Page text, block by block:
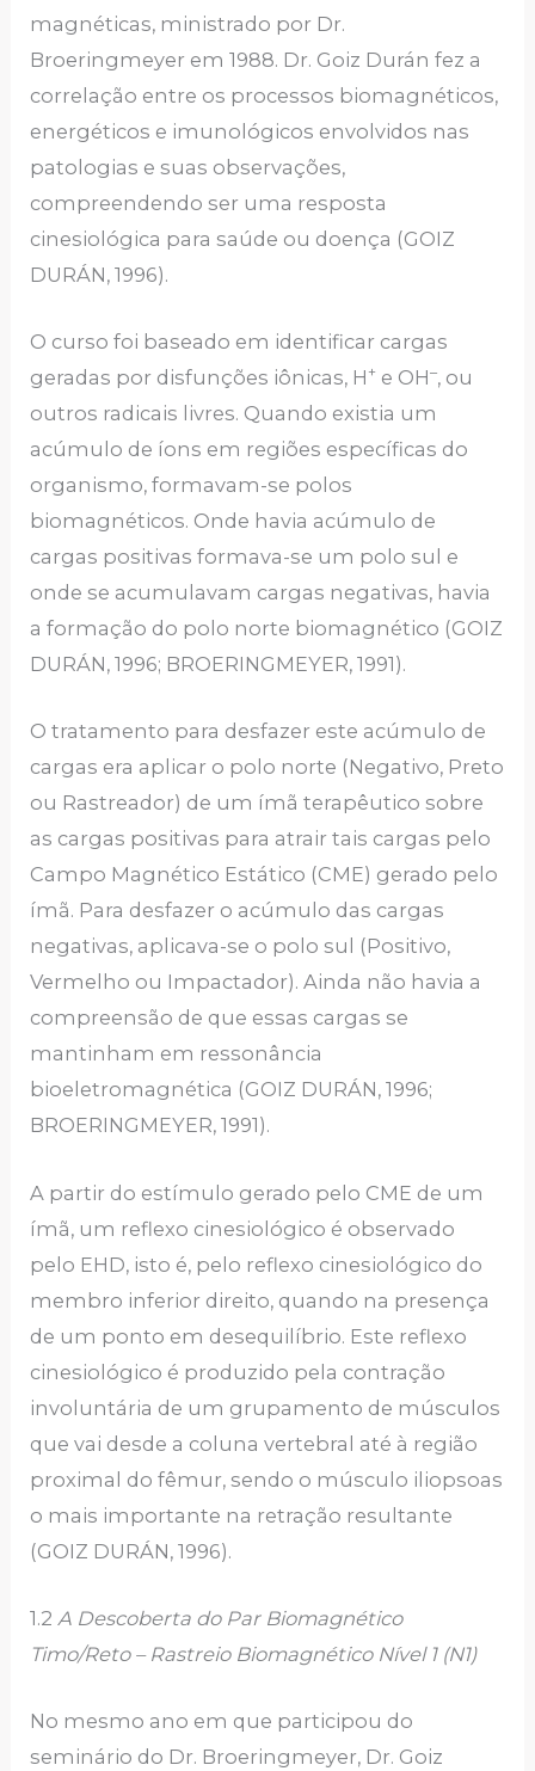
magnéticas, ministrado por Dr.
Broeringmeyer em 1988. Dr. Goiz Durán fez a
correlação entre os processos biomagnéticos,
energéticos e imunológicos envolvidos nas
patologias e suas observações,
compreendendo ser uma resposta
cinesiológica para saúde ou doença (GOIZ
DURÁN, 1996).
O curso foi baseado em identificar cargas
geradas por disfunções iônicas, H + e OH–, ou
outros radicais livres. Quando existia um
acúmulo de íons em regiões específicas do
organismo, formavam-se polos
biomagnéticos. Onde havia acúmulo de
cargas positivas formava-se um polo sul e
onde se acumulavam cargas negativas, havia
a formação do polo norte biomagnético (GOIZ
DURÁN, 1996; BROERINGMEYER, 1991).
O tratamento para desfazer este acúmulo de
cargas era aplicar o polo norte (Negativo, Preto
ou Rastreador) de um ímã terapêutico sobre
as cargas positivas para atrair tais cargas pelo
Campo Magnético Estático (CME) gerado pelo
ímã. Para desfazer o acúmulo das cargas
negativas, aplicava-se o polo sul (Positivo,
Vermelho ou Impactador). Ainda não havia a
compreensão de que essas cargas se
mantinham em ressonância
bioeletromagnética (GOIZ DURÁN, 1996;
BROERINGMEYER, 1991).
A partir do estímulo gerado pelo CME de um
ímã, um reflexo cinesiológico é observado
pelo EHD, isto é, pelo reflexo cinesiológico do
membro inferior direito, quando na presença
de um ponto em desequilíbrio. Este reflexo
cinesiológico é produzido pela contração
involuntária de um grupamento de músculos
que vai desde a coluna vertebral até à região
proximal do fêmur, sendo o músculo iliopsoas
o mais importante na retração resultante
(GOIZ DURÁN, 1996).
1.2 A Descoberta do Par Biomagnético
Timo/Reto – Rastreio Biomagnético Nível 1 (N1)
No mesmo ano em que participou do
seminário do Dr. Broeringmeyer, Dr. Goiz